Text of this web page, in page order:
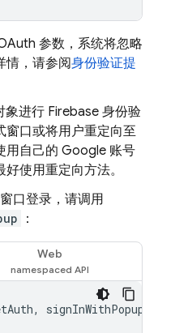
参数，系统将忽略
情，请参阅身份验证提
进行 Firebase 身份验
窗口或将用户重定向至
用自己的 Google 账号
使用重定向方法。
口登录，请调用
：
Web
, signInWithPopup